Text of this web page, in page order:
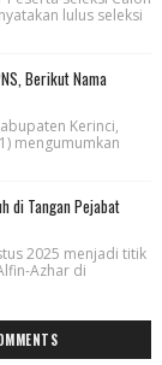
lulus seleksi
Berikut Nama
Kerinci,
mengumumkan
di Tangan Pejabat
2025 menjadi titik
Azhar di